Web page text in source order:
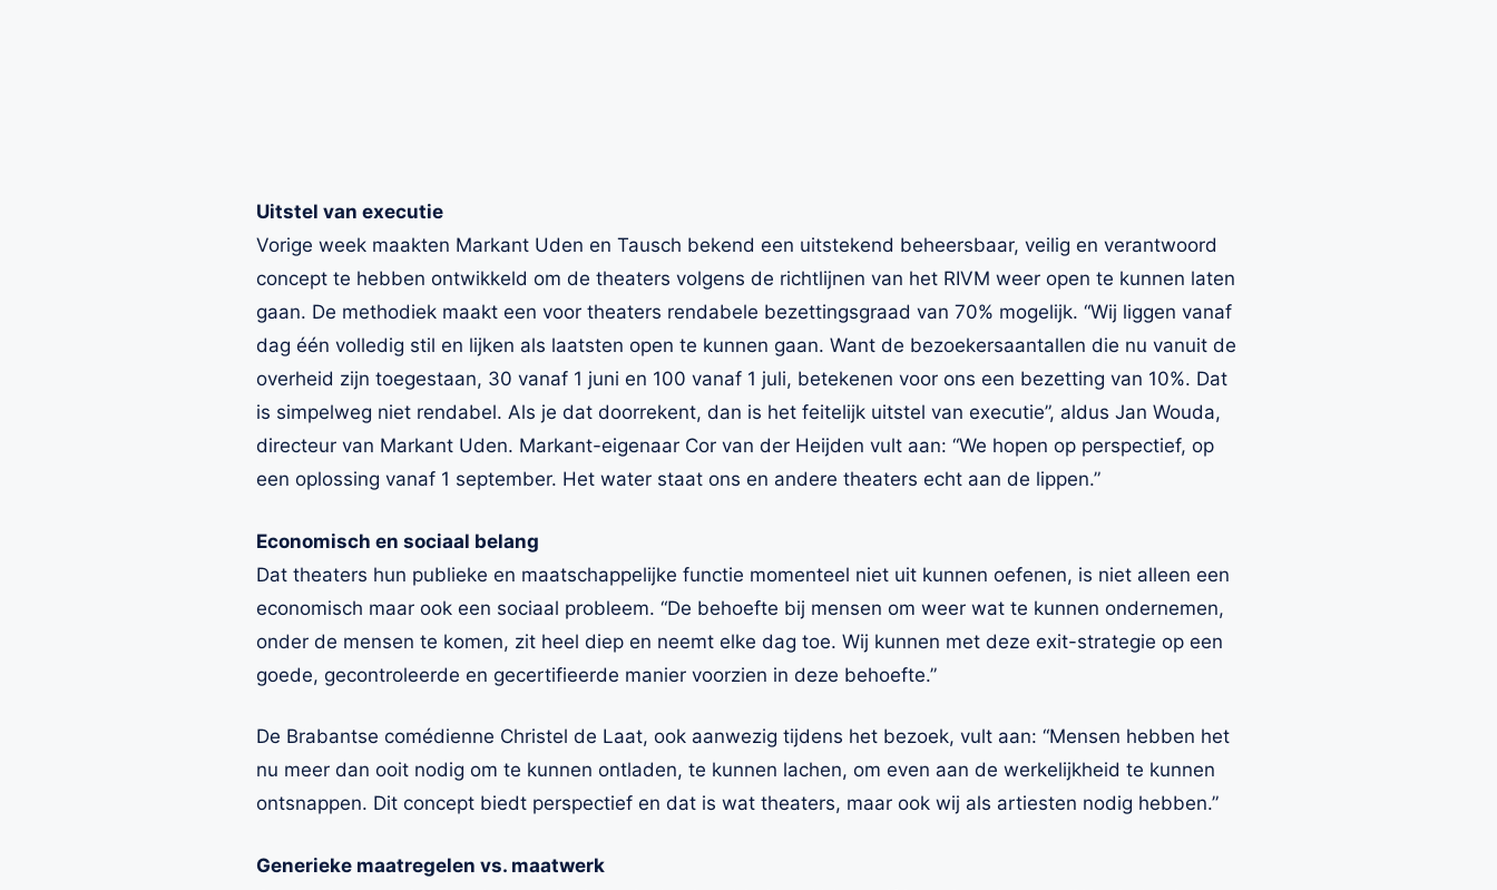
Uitstel van executie
Vorige week maakten Markant Uden en Tausch bekend een uitstekend beheersbaar, veilig en verantwoord
concept te hebben ontwikkeld om de theaters volgens de richtlijnen van het RIVM weer open te kunnen laten
gaan. De methodiek maakt een voor theaters rendabele bezettingsgraad van 70% mogelijk. “Wij liggen vanaf
dag één volledig stil en lijken als laatsten open te kunnen gaan. Want de bezoekersaantallen die nu vanuit de
overheid zijn toegestaan, 30 vanaf 1 juni en 100 vanaf 1 juli, betekenen voor ons een bezetting van 10%. Dat
is simpelweg niet rendabel. Als je dat doorrekent, dan is het feitelijk uitstel van executie”, aldus Jan Wouda,
directeur van Markant Uden. Markant-eigenaar Cor van der Heijden vult aan: “We hopen op perspectief, op
een oplossing vanaf 1 september. Het water staat ons en andere theaters echt aan de lippen.”
Economisch en sociaal belang
Dat theaters hun publieke en maatschappelijke functie momenteel niet uit kunnen oefenen, is niet alleen een
economisch maar ook een sociaal probleem. “De behoefte bij mensen om weer wat te kunnen ondernemen,
onder de mensen te komen, zit heel diep en neemt elke dag toe. Wij kunnen met deze exit-strategie op een
goede, gecontroleerde en gecertifieerde manier voorzien in deze behoefte.”
De Brabantse comédienne Christel de Laat, ook aanwezig tijdens het bezoek, vult aan: “Mensen hebben het
nu meer dan ooit nodig om te kunnen ontladen, te kunnen lachen, om even aan de werkelijkheid te kunnen
ontsnappen. Dit concept biedt perspectief en dat is wat theaters, maar ook wij als artiesten nodig hebben.”
Generieke maatregelen vs. maatwerk